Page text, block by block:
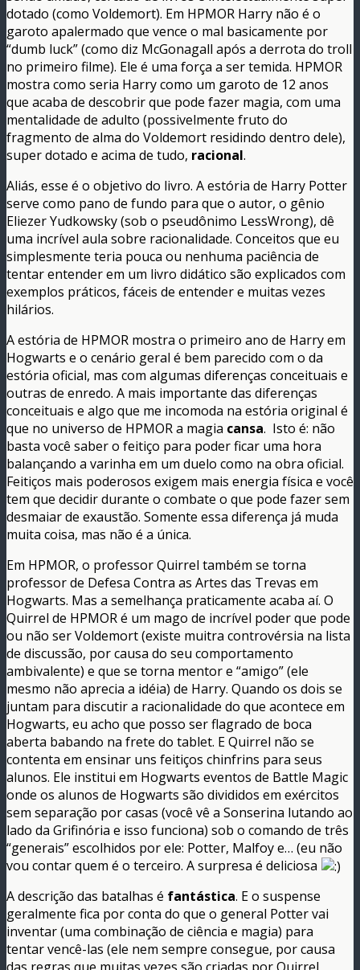
dotado (como Voldemort). Em HPMOR Harry não é o
garoto apalermado que vence o mal basicamente por
“dumb luck” (como diz McGonagall após a derrota do troll
no primeiro filme). Ele é uma força a ser temida. HPMOR
mostra como seria Harry como um garoto de 12 anos
que acaba de descobrir que pode fazer magia, com uma
mentalidade de adulto (possivelmente fruto do
fragmento de alma do Voldemort residindo dentro dele),
super dotado e acima de tudo, racional.
Aliás, esse é o objetivo do livro. A estória de Harry Potter
serve como pano de fundo para que o autor, o gênio
Eliezer Yudkowsky (sob o pseudônimo LessWrong), dê
uma incrível aula sobre racionalidade. Conceitos que eu
simplesmente teria pouca ou nenhuma paciência de
tentar entender em um livro didático são explicados com
exemplos práticos, fáceis de entender e muitas vezes
hilários.
A estória de HPMOR mostra o primeiro ano de Harry em
Hogwarts e o cenário geral é bem parecido com o da
estória oficial, mas com algumas diferenças conceituais e
outras de enredo. A mais importante das diferenças
conceituais e algo que me incomoda na estória original é
que no universo de HPMOR a magia cansa. Isto é: não
basta você saber o feitiço para poder ficar uma hora
balançando a varinha em um duelo como na obra oficial.
Feitiços mais poderosos exigem mais energia física e você
tem que decidir durante o combate o que pode fazer sem
desmaiar de exaustão. Somente essa diferença já muda
muita coisa, mas não é a única.
Em HPMOR, o professor Quirrel também se torna
professor de Defesa Contra as Artes das Trevas em
Hogwarts. Mas a semelhança praticamente acaba aí. O
Quirrel de HPMOR é um mago de incrível poder que pode
ou não ser Voldemort (existe muitra controvérsia na lista
de discussão, por causa do seu comportamento
ambivalente) e que se torna mentor e “amigo” (ele
mesmo não aprecia a idéia) de Harry. Quando os dois se
juntam para discutir a racionalidade do que acontece em
Hogwarts, eu acho que posso ser flagrado de boca
aberta babando na frete do tablet. E Quirrel não se
contenta em ensinar uns feitiços chinfrins para seus
alunos. Ele institui em Hogwarts eventos de Battle Magic
onde os alunos de Hogwarts são divididos em exércitos
sem separação por casas (você vê a Sonserina lutando ao
lado da Grifinória e isso funciona) sob o comando de três
“generais” escolhidos por ele: Potter, Malfoy e… (eu não
vou contar quem é o terceiro. A surpresa é deliciosa
A descrição das batalhas é fantástica. E o suspense
geralmente fica por conta do que o general Potter vai
inventar (uma combinação de ciência e magia) para
tentar vencê-las (ele nem sempre consegue, por causa